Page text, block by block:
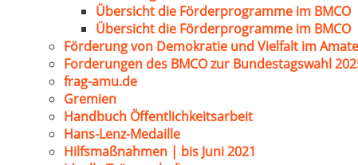
Übersicht die Förderprogramme im BMCO
Übersicht die Förderprogramme im BMCO
Förderung von Demokratie und Vielfalt im
Forderungen des BMCO zur Bundestagswahl
frag-amu.de
Gremien
Handbuch Öffentlichkeitsarbeit
Hans-Lenz-Medaille
Hilfsmaßnahmen | bis Juni 2021